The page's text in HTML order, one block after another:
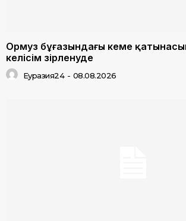
Ормуз бұғазындағы кеме
келісім әзірленуде
Еуразия24 - 08.08.2026